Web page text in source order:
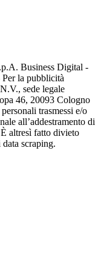
Business Digital -
la pubblicità
sede legale
46, 20093 Cologno
trasmessi e/o
all’addestramento di
altresì fatto divieto
scraping.